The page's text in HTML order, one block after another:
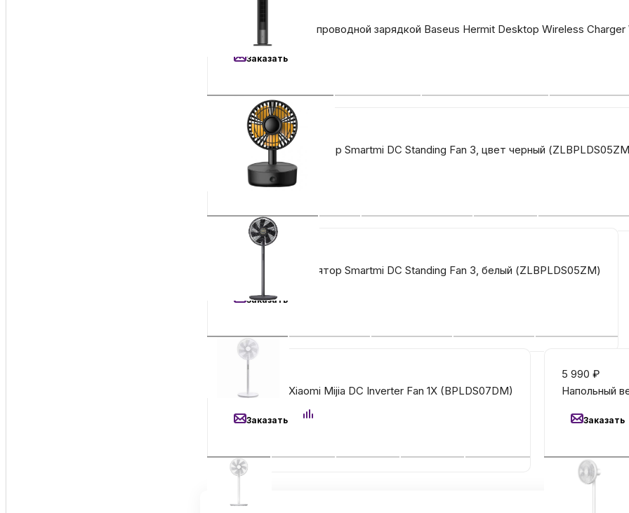
Вентилятор с беспроводной зарядкой Baseus Hermit Desktop Wireless Charger
Заказать
9 990₽
Напольный вентилятор Smartmi DC Standing Fan 3, цвет черный
Заказать
₽
Напольный вентилятор Smartmi DC Standing Fan 3, белый (ZLBPLDS05ZM)
Заказать
5 790
Вентилятор Xiaomi Mijia DC Inverter Fan 1X (BPLDS07DM)
Заказать
5 990 ₽
Напольный
Заказать